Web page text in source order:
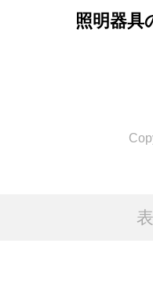
照明器